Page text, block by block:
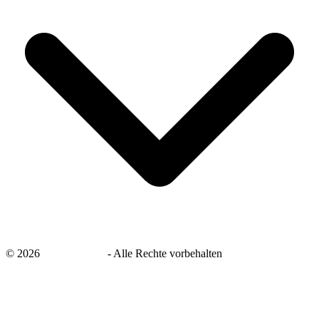
© 2026 - Alle Rechte vorbehalten